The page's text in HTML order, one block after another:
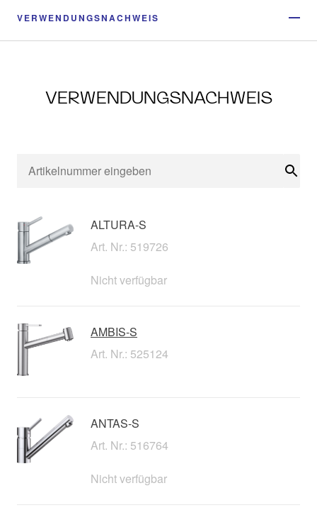
VERWENDUNGSNACHWEIS
VERWENDUNGSNACHWEIS
ALTURA-S
Art. Nr.: 519726
Nicht verfügbar
AMBIS-S
Art. Nr.: 525124
ANTAS-S
Art. Nr.: 516764
Nicht verfügbar